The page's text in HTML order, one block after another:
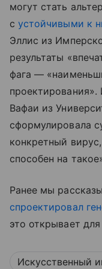
могут стать
сустойчивыми к
Эллис из
результаты
фага —
Вафаи из
сформулировала
конкретный
способен на
Ранее мы
спроектировал
это открывает
Искусственный